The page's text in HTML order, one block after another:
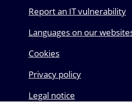
Report an IT vulnerability
Languages on our
Cookies
Privacy policy
Legal notice